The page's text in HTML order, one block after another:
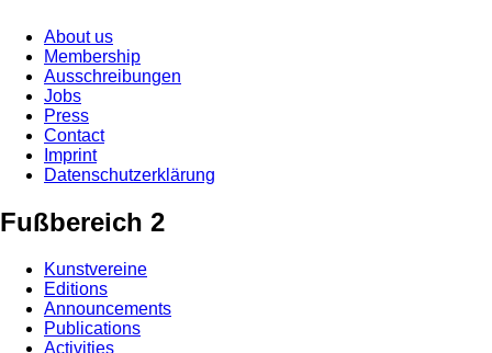
About us
Membership
Ausschreibungen
Jobs
Press
Contact
Imprint
Datenschutzerklärung
Fußbereich 2
Kunstvereine
Editions
Announcements
Publications
Activities